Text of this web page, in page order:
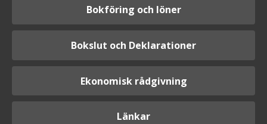
Bokföring och löner
Bokslut och Deklarationer
Ekonomisk rådgivning
Länkar